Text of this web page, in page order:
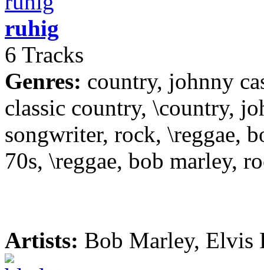
ruhig
6 Tracks
Genres: country, johnny
classic country, \country,
songwriter, rock, \reggae,
70s, \reggae, bob marley,
Artists: Bob Marley, Elvis